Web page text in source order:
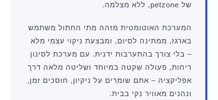
של petzone, ללא מצלמה.
המערכת האוטומטית מזהה מתי החתול משתמש
בארגז, ממתינה לסיום, ומבצעת ניקוי עצמי מלא
– בלי צורך בהתערבות ידנית. עם מערכת לסינון
ריחות, פעולה שקטה במיוחד ושליטה מלאה דרך
אפליקציה – אתם שומרים על ניקיון, חוסכים זמן,
ונהנים מאוויר נקי בבית.